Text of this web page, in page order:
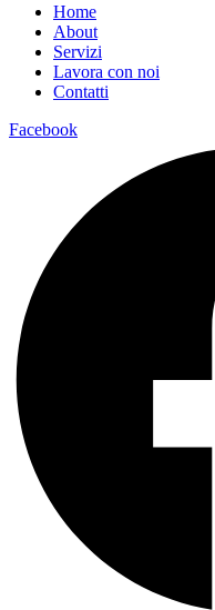
Home
About
Servizi
Lavora con noi
Contatti
Facebook